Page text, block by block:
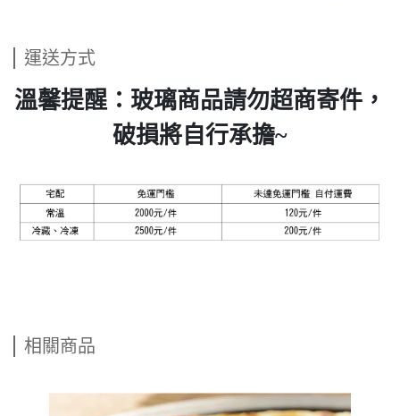
運送方式
溫馨提醒：玻璃商品請勿超商寄件，
破損將自行承擔~
相關商品